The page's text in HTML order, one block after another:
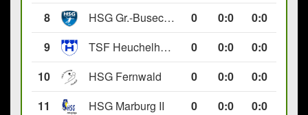
8
HSG Gr.-Buseck/Beuern II 0 0:0
0:0
9
TSF Heuchelheim II 0 0:0
0:0
10
HSG Fernwald 0 0:0
0:0
11
HSG Marburg II 0 0:0 0:0